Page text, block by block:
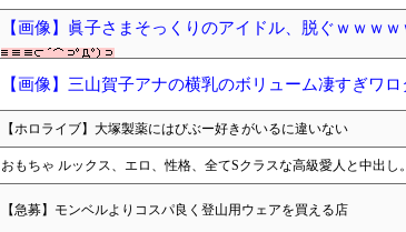
【画像】眞子さまそっくりのアイドル、脱ぐｗｗｗ
【画像】三山賀子アナの横乳のボリューム凄すぎワロ
【ホロライブ】大塚製薬にはびぶー好きがいるに違いない
おもちゃ ルックス、エロ、性格、全てSクラスな高級愛人と中出し
【急募】モンベルよりコスパ良く登山用ウェアを買える店